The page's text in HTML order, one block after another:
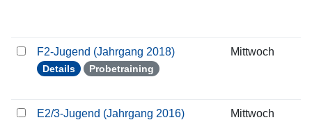
F2-Jugend (Jahrgang 2018)
Details Probetraining
Mittwoch
E2/3-Jugend (Jahrgang 2016) Mittwoch